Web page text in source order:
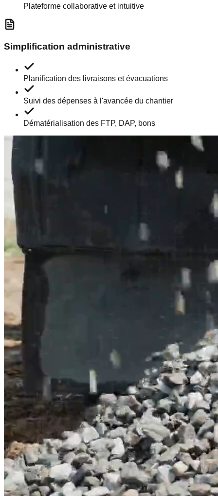
Plateforme collaborative et intuitive
Simplification administrative
Planification des livraisons et évacuations
Suivi des dépenses à l'avancée du chantier
Dématérialisation des FTP, DAP, bons